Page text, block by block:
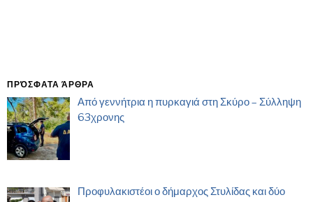
ΠΡΌΣΦΑΤΑ ΆΡΘΡΑ
Από γεννήτρια η πυρκαγιά στη Σκύρο – Σύλληψη
63χρονης
Προφυλακιστέοι ο δήμαρχος Στυλίδας και δύο